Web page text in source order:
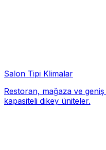
Salon Tipi Klimalar
Restoran, mağaza ve
kapasiteli dikey üniteler.